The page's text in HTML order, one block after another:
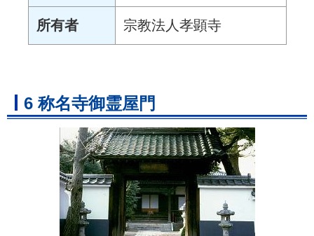
所有者 宗教法人孝顕寺
6 称名寺御霊屋門